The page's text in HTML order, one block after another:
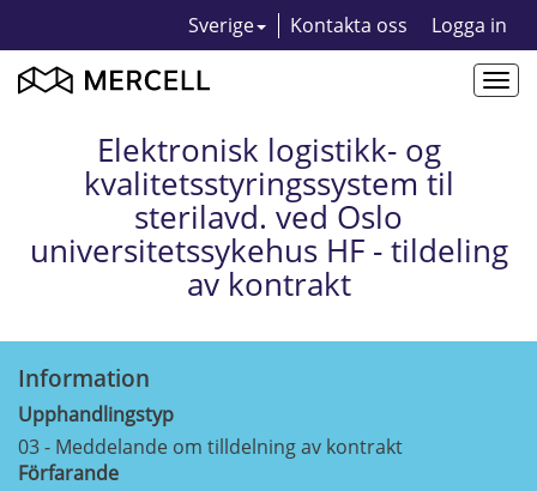
Sverige Kontakta oss Logga in
Elektronisk logistikk- og
kvalitetsstyringssystem til
sterilavd. ved Oslo
universitetssykehus HF - tildeling
av kontrakt
Information
Upphandlingstyp
03 - Meddelande om tilldelning av kontrakt
Förfarande